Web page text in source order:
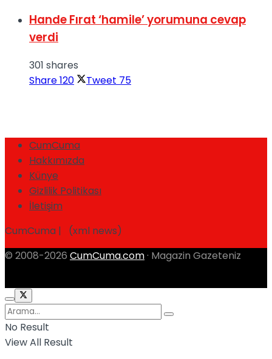
Hande Fırat ‘hamile’ yorumuna cevap
verdi
301 shares
Share120 Tweet 75
CumCuma
Hakkımızda
Künye
Gizlilik Politikası
İletişim
CumCuma | (xml news)
© 2008-2026 CumCuma.com · Magazin Gazeteniz
No Result
View All Result